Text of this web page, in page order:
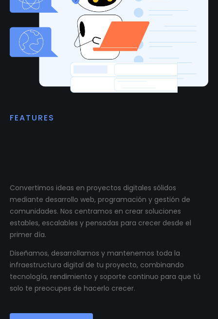
FEATURES
Convertimos ideas en proyectos digitales sólidos
mediante desarrollo web, programación y gestión de
comunidades. Nos centramos en crear soluciones
estables, escalables y pensadas para crecer desde el
primer día.
Diseñamos, desarrollamos y mantenemos toda la
infraestructura digital de tu proyecto, combinando
tecnología, rendimiento y soporte continuo para que tú
solo te preocupes de hacerlo crecer.